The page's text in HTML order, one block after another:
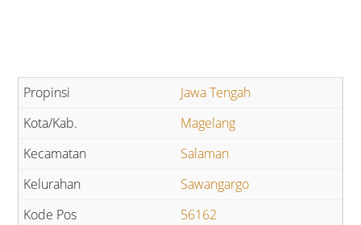
Jawa Tengah
Magelang
Salaman
Sawangargo
56162